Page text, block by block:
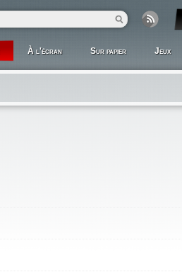
À l'écran Sur papier Jeux